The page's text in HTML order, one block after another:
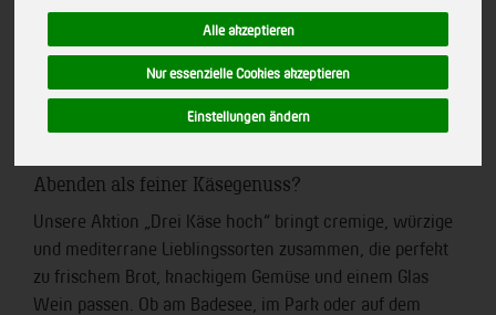
Alle akzeptieren
Nur essenzielle Cookies akzeptieren
Einstellungen ändern
Der Sommer ruft – und was passt besser zu
Abenden als feiner Käsegenuss?
Unsere Aktion „Drei Käse hoch“ bringt cremige, würzige
und mediterrane Lieblingssorten zusammen, die perfekt
zu frischem Brot, knackigem Gemüse und einem Glas
Wein passen. Ob am Badesee, im Park oder auf dem